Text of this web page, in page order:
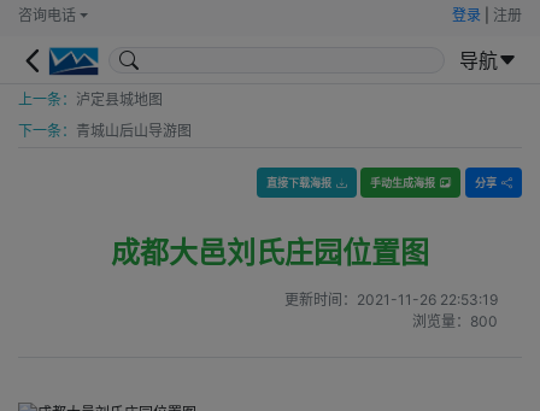
咨询电话 登录 注册
导航
上一条： 泸定县城地图
下一条： 青城山后山导游图
直接下载海报 手动生成海报 分享
成都大邑刘氏庄园位置图
更新时间： 2021-11-26 22:53:19
浏览量： 800